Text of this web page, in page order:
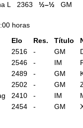
L 2363 ½–½ GM
horas
Elo Res. Título
2516 - GM
2546 - IM
2489 - GM
2502 - GM
2410 - IM
2454 - GM